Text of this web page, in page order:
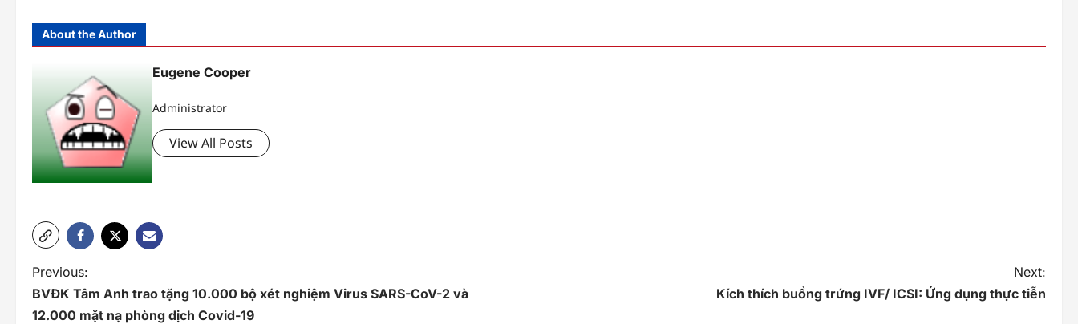
About the Author
Eugene Cooper
Administrator
View All Posts
P
o
Previous:
BVĐK Tâm Anh trao tặng 10.000 bộ xét nghiệm Virus SARS-CoV-2 và
12.000 mặt nạ phòng dịch Covid-19
Next:
Kích thích buồng trứng IVF/ ICSI: Ứng dụng thực tiễn